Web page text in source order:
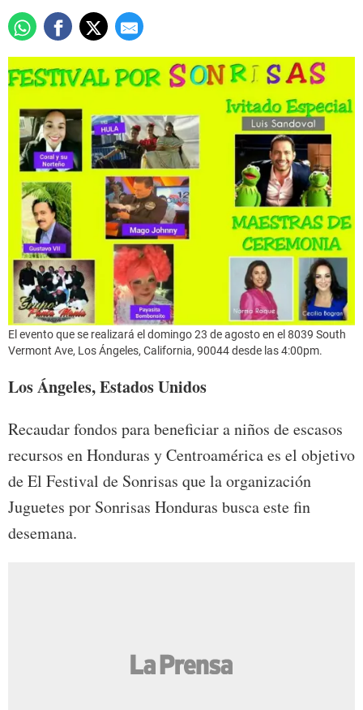
El evento que se realizará el domingo 23 de agosto en el 8039 South
Vermont Ave, Los Ángeles, California, 90044 desde las 4:00pm.
Los Ángeles, Estados Unidos
Recaudar fondos para beneficiar a niños de escasos
recursos en Honduras y Centroamérica es el objetivo
de El Festival de Sonrisas que la organización
Juguetes por Sonrisas Honduras busca este fin
desemana.